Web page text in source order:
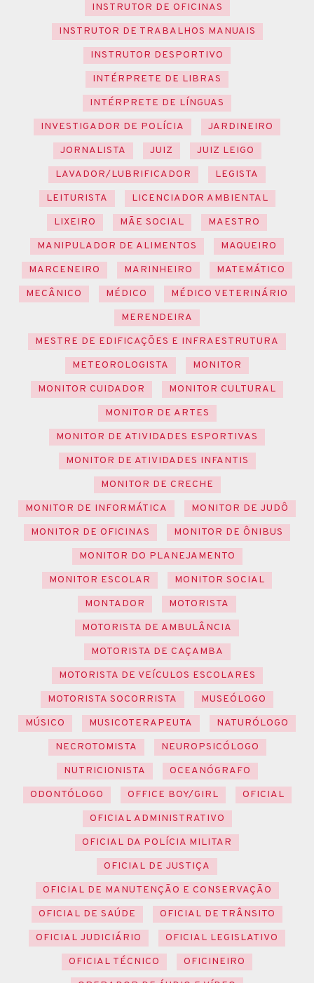
INSTRUTOR DE OFICINAS
INSTRUTOR DE TRABALHOS MANUAIS
INSTRUTOR DESPORTIVO
INTÉRPRETE DE LIBRAS
INTÉRPRETE DE LÍNGUAS
INVESTIGADOR DE POLÍCIA
JARDINEIRO
JORNALISTA
JUIZ
JUIZ LEIGO
LAVADOR/LUBRIFICADOR
LEGISTA
LEITURISTA
LICENCIADOR AMBIENTAL
LIXEIRO
MÃE SOCIAL
MAESTRO
MANIPULADOR DE ALIMENTOS
MAQUEIRO
MARCENEIRO
MARINHEIRO
MATEMÁTICO
MECÂNICO
MÉDICO
MÉDICO VETERINÁRIO
MERENDEIRA
MESTRE DE EDIFICAÇÕES E INFRAESTRUTURA
METEOROLOGISTA
MONITOR
MONITOR CUIDADOR
MONITOR CULTURAL
MONITOR DE ARTES
MONITOR DE ATIVIDADES ESPORTIVAS
MONITOR DE ATIVIDADES INFANTIS
MONITOR DE CRECHE
MONITOR DE INFORMÁTICA
MONITOR DE JUDÔ
MONITOR DE OFICINAS
MONITOR DE ÔNIBUS
MONITOR DO PLANEJAMENTO
MONITOR ESCOLAR
MONITOR SOCIAL
MONTADOR
MOTORISTA
MOTORISTA DE AMBULÂNCIA
MOTORISTA DE CAÇAMBA
MOTORISTA DE VEÍCULOS ESCOLARES
MOTORISTA SOCORRISTA
MUSEÓLOGO
MÚSICO
MUSICOTERAPEUTA
NATURÓLOGO
NECROTOMISTA
NEUROPSICÓLOGO
NUTRICIONISTA
OCEANÓGRAFO
ODONTÓLOGO
OFFICE BOY/GIRL
OFICIAL
OFICIAL ADMINISTRATIVO
OFICIAL DA POLÍCIA MILITAR
OFICIAL DE JUSTIÇA
OFICIAL DE MANUTENÇÃO E CONSERVAÇÃO
OFICIAL DE SAÚDE
OFICIAL DE TRÂNSITO
OFICIAL JUDICIÁRIO
OFICIAL LEGISLATIVO
OFICIAL TÉCNICO
OFICINEIRO